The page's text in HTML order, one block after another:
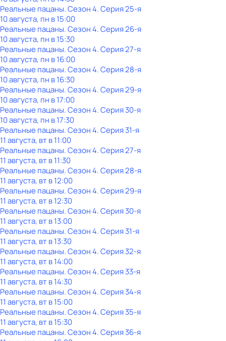
Реальные пацаны. Сезон 4. Серия 25-я
10 августа, пн в 15:00
Реальные пацаны. Сезон 4. Серия 26-я
10 августа, пн в 15:30
Реальные пацаны. Сезон 4. Серия 27-я
10 августа, пн в 16:00
Реальные пацаны. Сезон 4. Серия 28-я
10 августа, пн в 16:30
Реальные пацаны. Сезон 4. Серия 29-я
10 августа, пн в 17:00
Реальные пацаны. Сезон 4. Серия 30-я
10 августа, пн в 17:30
Реальные пацаны. Сезон 4. Серия 31-я
11 августа, вт в 11:00
Реальные пацаны. Сезон 4. Серия 27-я
11 августа, вт в 11:30
Реальные пацаны. Сезон 4. Серия 28-я
11 августа, вт в 12:00
Реальные пацаны. Сезон 4. Серия 29-я
11 августа, вт в 12:30
Реальные пацаны. Сезон 4. Серия 30-я
11 августа, вт в 13:00
Реальные пацаны. Сезон 4. Серия 31-я
11 августа, вт в 13:30
Реальные пацаны. Сезон 4. Серия 32-я
11 августа, вт в 14:00
Реальные пацаны. Сезон 4. Серия 33-я
11 августа, вт в 14:30
Реальные пацаны. Сезон 4. Серия 34-я
11 августа, вт в 15:00
Реальные пацаны. Сезон 4. Серия 35-я
11 августа, вт в 15:30
Реальные пацаны. Сезон 4. Серия 36-я